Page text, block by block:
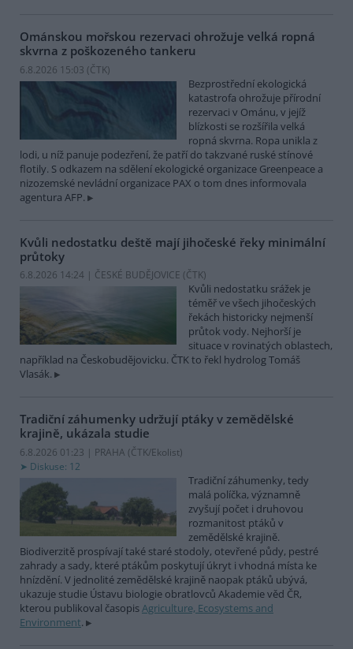
Ománskou mořskou rezervaci ohrožuje velká ropná
skvrna z poškozeného tankeru
6.8.2026 15:03 (ČTK)
Bezprostřední ekologická
katastrofa ohrožuje přírodní
rezervaci v Ománu, v jejíž
blízkosti se rozšířila velká
ropná skvrna. Ropa unikla z
lodi, u níž panuje podezření, že patří do takzvané ruské stínové
flotily. S odkazem na sdělení ekologické organizace Greenpeace a
nizozemské nevládní organizace PAX o tom dnes informovala
agentura AFP.
Kvůli nedostatku deště mají jihočeské řeky minimální
průtoky
6.8.2026 14:24 | ČESKÉ BUDĚJOVICE (ČTK)
Kvůli nedostatku srážek je
téměř ve všech jihočeských
řekách historicky nejmenší
průtok vody. Nejhorší je
situace v rovinatých oblastech,
například na Českobudějovicku. ČTK to řekl hydrolog Tomáš
Vlasák.
Tradiční záhumenky udržují ptáky v zemědělské
krajině, ukázala studie
6.8.2026 01:23 | PRAHA (ČTK/Ekolist)
Diskuse: 12
Tradiční záhumenky, tedy
malá políčka, významně
zvyšují počet i druhovou
rozmanitost ptáků v
zemědělské krajině.
Biodiverzitě prospívají také staré stodoly, otevřené půdy, pestré
zahrady a sady, které ptákům poskytují úkryt i vhodná místa ke
hnízdění. V jednolité zemědělské krajině naopak ptáků ubývá,
ukazuje studie Ústavu biologie obratlovců Akademie věd ČR,
kterou publikoval časopisAgriculture, Ecosystems and
Environment.